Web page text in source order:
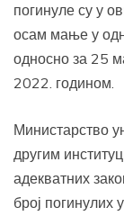
погинуле су у
осам мање у
односно за 25
2022. годином.
Министарство
другим
адекватних
број погинулих